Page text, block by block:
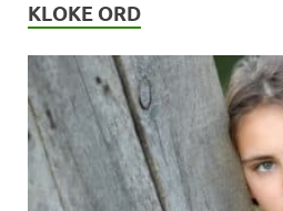
KLOKE ORD